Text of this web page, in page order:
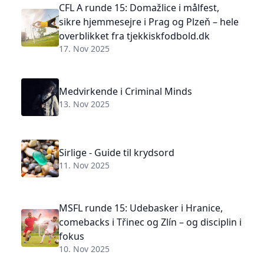
CFL A runde 15: Domažlice i målfest,
sikre hjemmesejre i Prag og Plzeň – hele
overblikket fra tjekkiskfodbold.dk
17. Nov 2025
Medvirkende i Criminal Minds
13. Nov 2025
Sirlige - Guide til krydsord
11. Nov 2025
MSFL runde 15: Udebasker i Hranice,
comebacks i Třinec og Zlín – og disciplin i
fokus
10. Nov 2025